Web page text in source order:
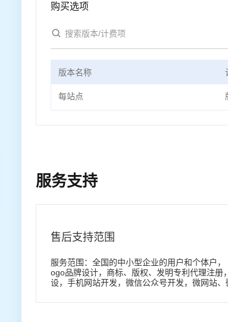
购买选项
版本名称
每站点
服务支持
售后支持范围
服务范围：全国的中小型企业的用户和个体户
ogo品牌设计，商标、版权、发明专利代理注册
设，手机网站开发，微信公众号开发，微网站、